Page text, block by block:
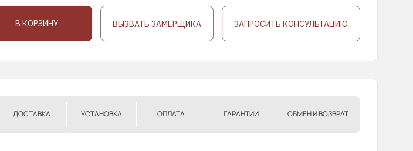
В КОРЗИНУ ВЫЗВАТЬ ЗАМЕРЩИКА ЗАПРОСИТЬ КОНСУЛЬТАЦИЮ
ДОСТАВКА УСТАНОВКА ОПЛАТА ГАРАНТИИ ОБМЕН И ВОЗВРАТ